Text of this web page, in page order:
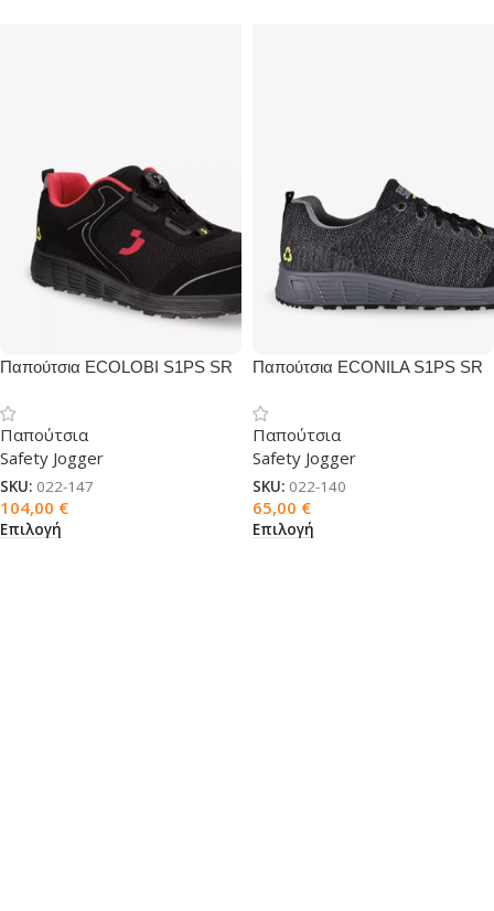
Παπούτσια ECOLOBI S1PS SR
Παπούτσια
Safety Jogger
SKU: 022-147
104,00 €
Επιλογή
Παπούτσια ECONILA S1PS SR
Παπούτσια
Safety Jogger
SKU: 022-140
65,00 €
Επιλογή